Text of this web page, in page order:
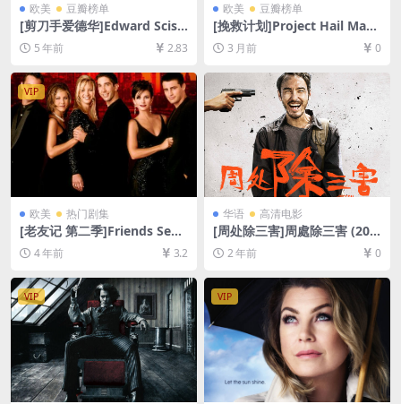
欧美 豆瓣榜单
[剪刀手爱德华]Edward Sciss
orhands (1990)[百度网盘+迅
雷云盘资源1080P超清未删减]
[MP4/6.7GB][中英字幕]
5 年前 2.83
欧美 豆瓣榜单
[挽救计划]Project Hail Mary
(2026)[百度网盘+夸克网盘21
60P超清未删减资源][网盘在
线播放/下载][MP4/12GB][中
英字幕]
3 月前 0
VIP
欧美 热门剧集
[老友记 第二季]Friends Seas
on 2 (1995)[百度网盘+夸克网
盘资源1080P超清未删减][MP
4/31GB][中英字幕]
4 年前 3.2
华语 高清电影
[周处除三害]周處除三害 (202
3)[百度网盘+夸克网盘1080P
超清未删减资源][网盘在线播
放/下载][MP4/8GB][中文字
幕]
2 年前 0
VIP VIP